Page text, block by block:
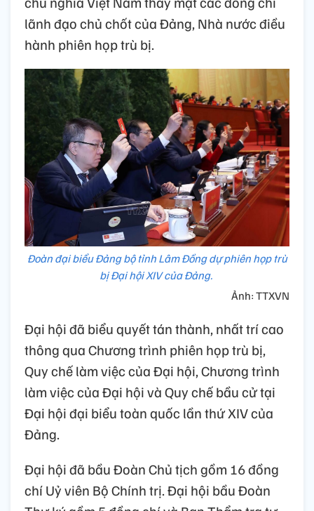
lãnh đạo chủ chốt của Đảng, Nhà nước điều
hành phiên họp trù bị.
Đoàn đại biểu Đảng bộ tỉnh Lâm Đồng dự phiên họp trù
bị Đại hội XIV của Đảng.
Ảnh: TTXVN
Đại hội đã biểu quyết tán thành, nhất trí cao
thông qua Chương trình phiên họp trù bị,
Quy chế làm việc của Đại hội, Chương trình
làm việc của Đại hội và Quy chế bầu cử tại
Đại hội đại biểu toàn quốc lần thứ XIV của
Đảng.
Đại hội đã bầu Đoàn Chủ tịch gồm 16 đồng
chí Uỷ viên Bộ Chính trị. Đại hội bầu Đoàn